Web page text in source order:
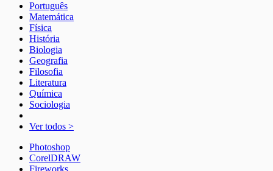
Português
Matemática
Física
História
Biologia
Geografia
Filosofia
Literatura
Química
Sociologia
Ver todos >
Photoshop
CorelDRAW
Fireworks